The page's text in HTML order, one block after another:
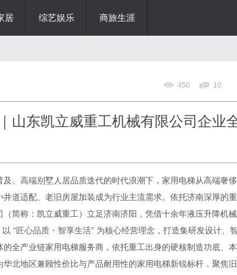
居 综艺娱乐 商旅生涯
450 10
山东凯立威重工机械有限公司企业
高端别墅人居品质迭代的时代浪潮下，家用电梯从高端奢侈
道适配、老旧房屋加装成为行业主流需求。依托济南深厚的重
简称：凯立威重工）立足济南济阳，凭借十余年液压升降机械
“匠心品质・智享生活” 为核心经营理念，打造集研发设计、
全产业链家用电梯服务商，依托重工出身的硬核制造功底、本
北地区兼顾性价比与产品耐用性的家用电梯新锐标杆，聚焦旧